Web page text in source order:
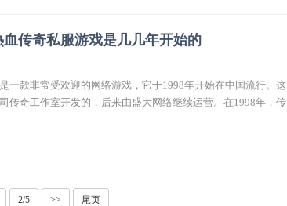
传奇私服游戏是几几年开始的
一款非常受欢迎的网络游戏，它于1998年开始在中国流行。这
传奇工作室开发的，后来由盛大网络继续运营。在1998年，传
2/5 >> 尾页